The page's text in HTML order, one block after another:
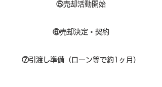
⑤売却活動開始
⑥売却決定・契約
⑦引渡し準備（ローン等で約1ヶ月）